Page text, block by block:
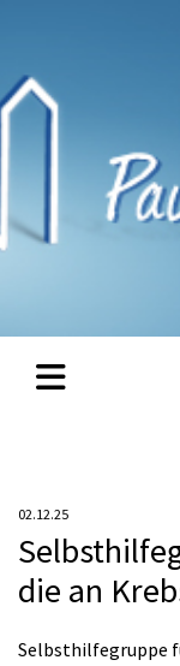
02.12.25
die an
Selbsthilfegruppe